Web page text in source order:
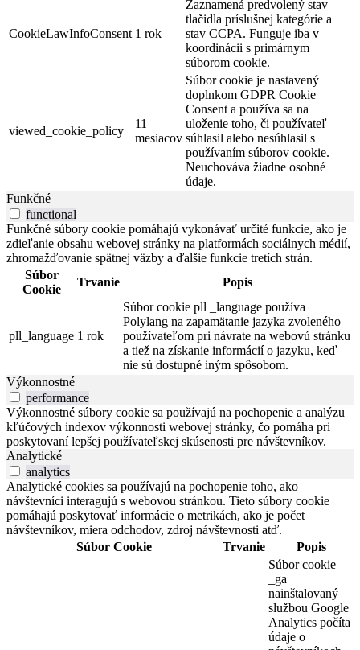
CookieLawInfoConsent 1 rok
Zaznamená predvolený stav
tlačidla príslušnej kategórie a
stav CCPA. Funguje iba v
koordinácii s primárnym
súborom cookie.
viewed_cookie_policy
11
mesiacov
Súbor cookie je nastavený
doplnkom GDPR Cookie
Consent a používa sa na
uloženie toho, či používateľ
súhlasil alebo nesúhlasil s
používaním súborov cookie.
Neuchováva žiadne osobné
údaje.
Funkčné
functional
Funkčné súbory cookie pomáhajú vykonávať určité funkcie, ako je
zdieľanie obsahu webovej stránky na platformách sociálnych médií,
zhromažďovanie spätnej väzby a ďalšie funkcie tretích strán.
Súbor
Cookie
Trvanie Popis
pll_language 1 rok
Súbor cookie pll _language používa
Polylang na zapamätanie jazyka zvoleného
používateľom pri návrate na webovú stránku
a tiež na získanie informácií o jazyku, keď
nie sú dostupné iným spôsobom.
Výkonnostné
performance
Výkonnostné súbory cookie sa používajú na pochopenie a analýzu
kľúčových indexov výkonnosti webovej stránky, čo pomáha pri
poskytovaní lepšej používateľskej skúsenosti pre návštevníkov.
Analytické
analytics
Analytické cookies sa používajú na pochopenie toho, ako
návštevníci interagujú s webovou stránkou. Tieto súbory cookie
pomáhajú poskytovať informácie o metrikách, ako je počet
návštevníkov, miera odchodov, zdroj návštevnosti atď.
Súbor Cookie
Trvanie Popis
Súbor cookie
_ga
nainštalovaný
službou Google
Analytics počíta
údaje o